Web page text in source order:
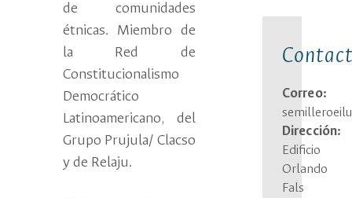
de comunidades
étnicas. Miembro de
la Red de
Constitucionalismo
Democrático
Latinoamericano, del
Grupo Prujula/ Clacso
y de Relaju.
Correo:
Dirección:
Edificio
Orlando
Fals